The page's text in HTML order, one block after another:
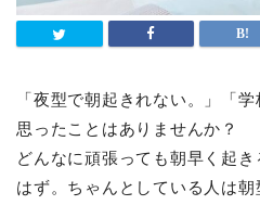
「夜型で朝起きれない。」「
思ったことはありませんか？
どんなに頑張っても朝早く起
はず。ちゃんとしている人は